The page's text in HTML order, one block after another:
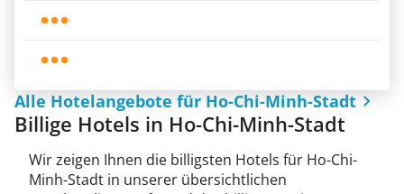
Alle Hotelangebote für Ho-Chi-Minh-Stadt
Billige Hotels in Ho-Chi-Minh-Stadt
Wir zeigen Ihnen die billigsten Hotels für Ho-Chi-
Minh-Stadt in unserer übersichtlichen